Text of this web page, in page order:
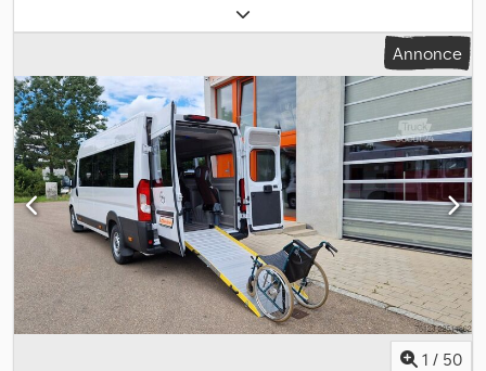
215/65R16
4x2, empattement:3 270 mm, carburant:diesel, couleur:noir,
mécanique , nombre de vitesses:6, classe d'émission:Euro 6,
nombre de sièges:3, longueur totale: 5 400 mm
, largeur totale:
1 920 mm, hauteur totale:1 880 mm, longueur de l'espace de
chargement:2 480 mm , largeur de l’espace de chargement:1 540
mm, hauteur de l'espace de chargement: 1 300 mm, Année de
construction:2020, Équipement:ABS, Bluetooth, attelage de
remorque, climatisation, contrôle de traction, régulateur de
vitesse, régulation électrique des vitres, rétroviseur électrique,
système de navigation, verrouillage centralisé, = Options et
accessoires supplémentaires = - Rétroviseurs chauffants - Lampe
halogène - Aucun - Manuel - Radio/cassette - Caméra de recul -
Revêtement en skaï - Capteur d’angle mort - Cloison =
Remarques = Configuration : 4x2, poids à vide : 1 760 kg, poids
Annonce
1 / 50